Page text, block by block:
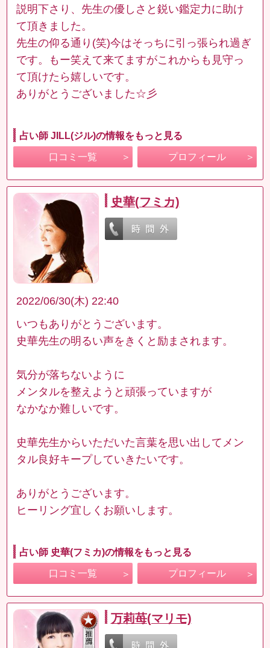
説明下さり、先生の優しさと鋭い鑑定力に助け
て頂きました。
先生の仰る通り(笑)今はそっちに引っ張られ過ぎ
です。もー笑えて来てますがこれからも見守っ
て頂けたら嬉しいです。
ありがとうございました☆彡
占い師 JILL(ジル)の情報をもっと見る
口コミ一覧 プロフィール
史華(フミカ)
2022/06/30(木) 22:40
いつもありがとうございます。
史華先生の明るい声をきくと励まされます。
気分が落ちないように
メンタルを整えようと頑張っていますが
なかなか難しいです。
史華先生からいただいた言葉を思い出してメン
タル良好キープしていきたいです。
ありがとうございます。
ヒーリング宜しくお願いします。
占い師 史華(フミカ)の情報をもっと見る
口コミ一覧 プロフィール
万莉苺(マリモ)